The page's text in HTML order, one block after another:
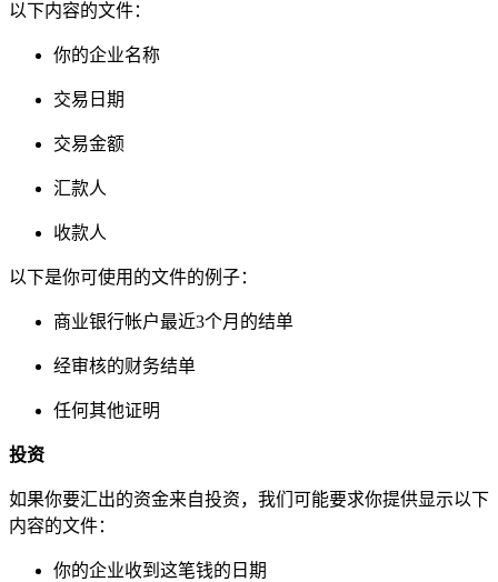
以下内容的文件：
你的企业名称
交易日期
交易金额
汇款人
收款人
以下是你可使用的文件的例子：
商业银行帐户最近3个月的结单
经审核的财务结单
任何其他证明
投资
如果你要汇出的资金来自投资，我们可能要求你提供显示以下
内容的文件：
你的企业收到这笔钱的日期